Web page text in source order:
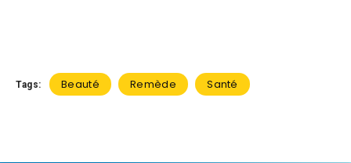
Tags: Beauté Remède Santé